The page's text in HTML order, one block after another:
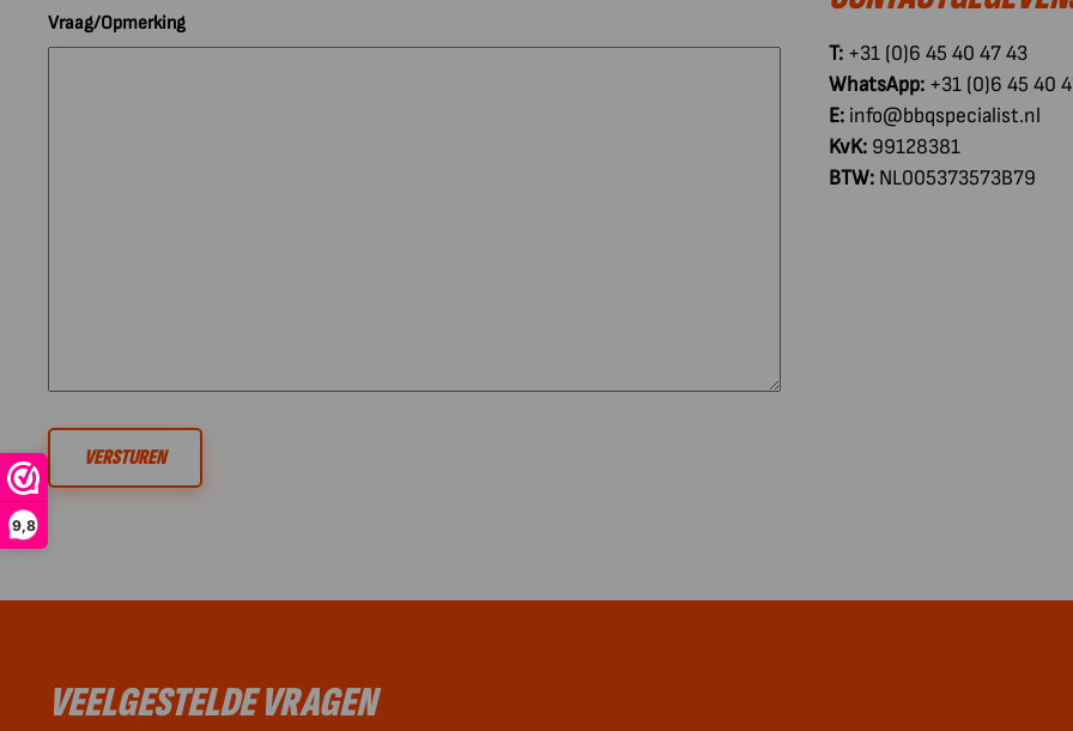
9,8
Vraag/Opmerking
T: +31 (0)6 45 40 47 43
WhatsApp: +31 (0)6 45 40
E: info@bbqspecialist.nl
KvK: 99128381
BTW: NL005373573B79
VEELGESTELDE VRAGEN